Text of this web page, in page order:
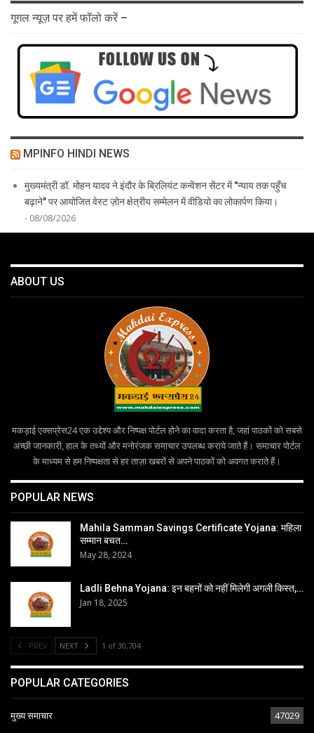
गूगल न्यूज़ पर हमें फॉलो करें –
MPINFO HINDI NEWS
मुख्यमंत्री डॉ. मोहन यादव ने इंदौर के ब्रिलियंट कन्वेंशन सेंटर में "न्याय तक पहुँच
बढ़ाने" पर आयोजित वेस्ट ज़ोन क्षेत्रीय सम्मेलन में वीडियो का लोकार्पण किया।
- 08/08/2026
ABOUT US
मकड़ाई एक्सप्रेस24 एक उद्देश्य और निष्पक्ष पोर्टल होने का वादा करता है, जहां पाठकों को सबसे
अच्छी जानकारी, हाल के तथ्यों और मनोरंजक समाचार उपलब्ध कराये जाते हैं। समाचार पोर्टल
के माध्यम से हम निष्पक्षता से हर ताज़ा खबरों से अपने पाठकों को अवगत कराते हैं।
POPULAR NEWS
Mahila Samman Savings Certificate Yojana: महिला
सम्मान बचत…
May 28, 2024
Ladli Behna Yojana: इन बहनों को नहीं मिलेगी अगली किस्त,…
Jan 18, 2025
PREV NEXT 1 of 30,704
POPULAR CATEGORIES
मुख्य समाचार 47029